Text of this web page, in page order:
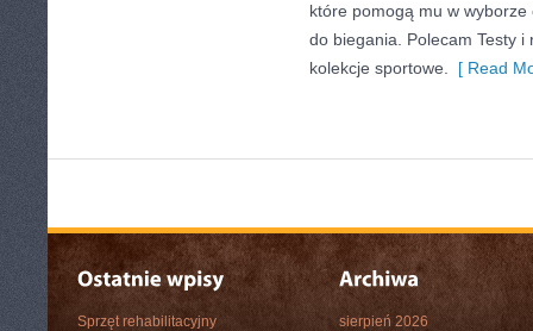
które pomogą mu w
do biegania. Polecam Testy
kolekcje sportowe.
[ Read
Sprzęt rehabilitacyjny
sierpień 2026